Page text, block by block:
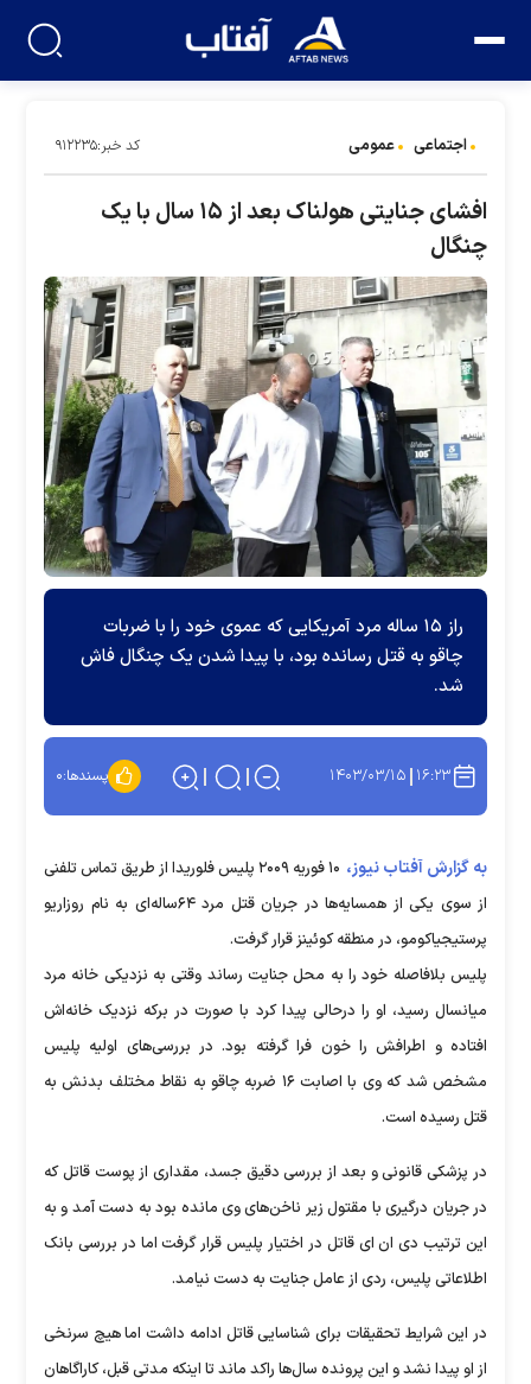
اجتماعی عمومی کد خبر:۹۱۲۲۳۵
افشای جنایتی هولناک بعد از ۱۵ سال با یک
چنگال
راز ۱۵ ساله مرد آمریکایی که عموی خود را با ضربات
چاقو به قتل رسانده بود، با پیدا شدن یک چنگال فاش
شد.
۱۶:۲۳ ۱۴۰۳/۰۳/۱۵ پسندها:۰
به گزارش آفتاب نیوز،
۱۰ فوریه ۲۰۰۹ پلیس فلوریدا از طریق تماس تلفنی
از سوی یکی از همسایه‌ها در جریان قتل مرد ۶۴ساله‌ای به نام روزاریو
پرستیجیاکومو، در منطقه کوئینز قرار گرفت.
پلیس بلافاصله خود را به محل جنایت رساند وقتی به نزدیکی خانه مرد
میانسال رسید، او را درحالی پیدا کرد با صورت در برکه نزدیک خانه‌اش
افتاده و اطرافش را خون فرا گرفته بود. در بررسی‌های اولیه پلیس
مشخص شد که وی با اصابت ۱۶ ضربه چاقو به نقاط مختلف بدنش به
قتل رسیده است.
در پزشکی قانونی و بعد از بررسی دقیق جسد، مقداری از پوست قاتل که
در جریان درگیری با مقتول زیر ناخن‌های وی مانده بود به دست آمد و به
این ترتیب دی ان ای قاتل در اختیار پلیس قرار گرفت اما در بررسی بانک
اطلاعاتی پلیس، ردی از عامل جنایت به دست نیامد.
در این شرایط تحقیقات برای شناسایی قاتل ادامه داشت اما هیچ سرنخی
از او پیدا نشد و این پرونده سال‌ها راکد ماند تا اینکه مدتی قبل، کاراگاهان